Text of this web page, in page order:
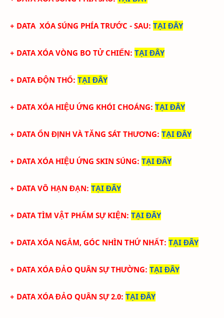
+ DATA XÓA SÚNG PHÍA TRƯỚC - SAU: TẠI ĐÂY
+ DATA XÓA VÒNG BO TỬ CHIẾN: TẠI ĐÂY
+ DATA ĐỘN THỔ: TẠI ĐÂY
+ DATA XÓA HIỆU ỨNG KHÓI CHOÁNG: TẠI ĐÂY
+ DATA ỔN ĐỊNH VÀ TĂNG SÁT THƯƠNG: TẠI ĐÂY
+ DATA XÓA HIỆU ỨNG SKIN SÚNG: TẠI ĐÂY
+ DATA VÔ HẠN ĐẠN: TẠI ĐÂY
+ DATA TÌM VẬT PHẨM SỰ KIỆN: TẠI ĐÂY
+ DATA XÓA NGẮM, GÓC NHÌN THỨ NHẤT: TẠI ĐÂY
+ DATA XÓA ĐẢO QUÂN SỰ THƯỜNG: TẠI ĐÂY
+ DATA XÓA ĐẢO QUÂN SỰ 2.0: TẠI ĐÂY